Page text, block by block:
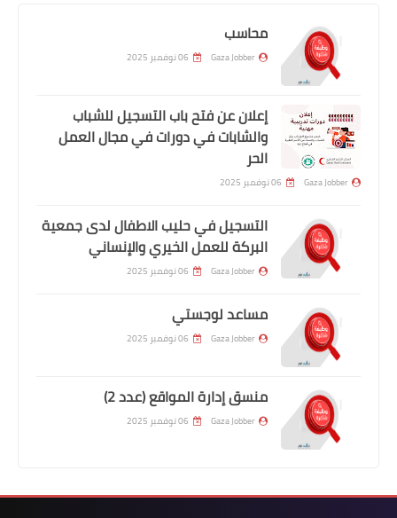
محاسب
Gaza Jobber 06 نوفمبر 2025
إعلان عن فتح باب التسجيل للشباب
والشابات في دورات في مجال العمل
الحر
Gaza Jobber 06 نوفمبر 2025
التسجيل في حليب الاطفال لدى جمعية
البركة للعمل الخيري والإنساني
Gaza Jobber 06 نوفمبر 2025
مساعد لوجستي
Gaza Jobber 06 نوفمبر 2025
منسق إدارة المواقع (عدد 2)
Gaza Jobber 06 نوفمبر 2025